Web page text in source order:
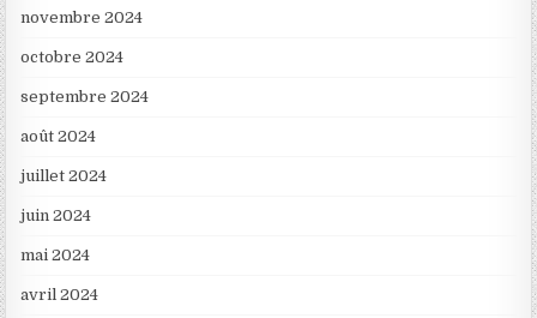
novembre 2024
octobre 2024
septembre 2024
août 2024
juillet 2024
juin 2024
mai 2024
avril 2024